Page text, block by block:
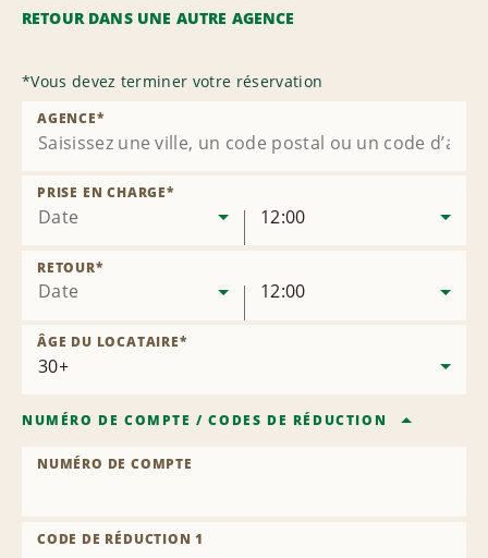
RETOUR DANS UNE AUTRE AGENCE
*Vous devez terminer votre réservation
AGENCE*
Date
PRISE EN CHARGE*
12:00
Date
RETOUR*
12:00
ÂGE DU LOCATAIRE*
NUMÉRO DE COMPTE /CODES DE RÉDUCTION
NUMÉRO DE COMPTE
CODE DE RÉDUCTION 1